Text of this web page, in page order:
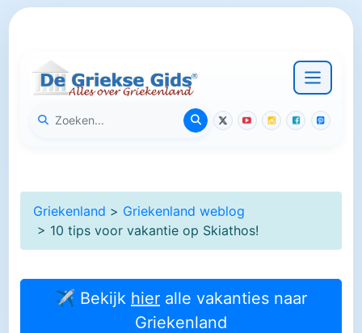
Griekenland > Griekenland weblog
> 10 tips voor vakantie op Skiathos!
✈ Bekijk hier alle vakanties naar
Griekenland